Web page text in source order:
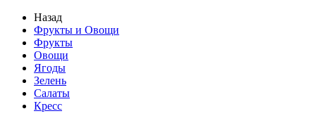
Назад
Фрукты и Овощи
Фрукты
Овощи
Ягоды
Зелень
Салаты
Кресс